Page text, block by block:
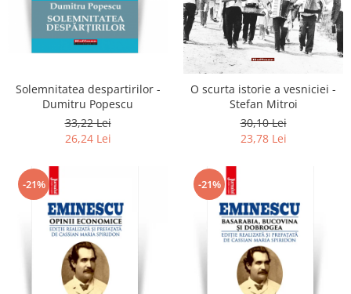
Solemnitatea despartirilor -
Dumitru Popescu
33,22 Lei
26,24 Lei
O scurta istorie a vesniciei -
Stefan Mitroi
30,10 Lei
23,78 Lei
-21% -21%